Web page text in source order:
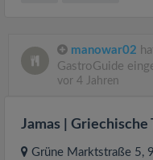
manowar02
GastroGuide
vor 4 Jahren
Jamas | Griechische
Grüne Marktstraße 5,